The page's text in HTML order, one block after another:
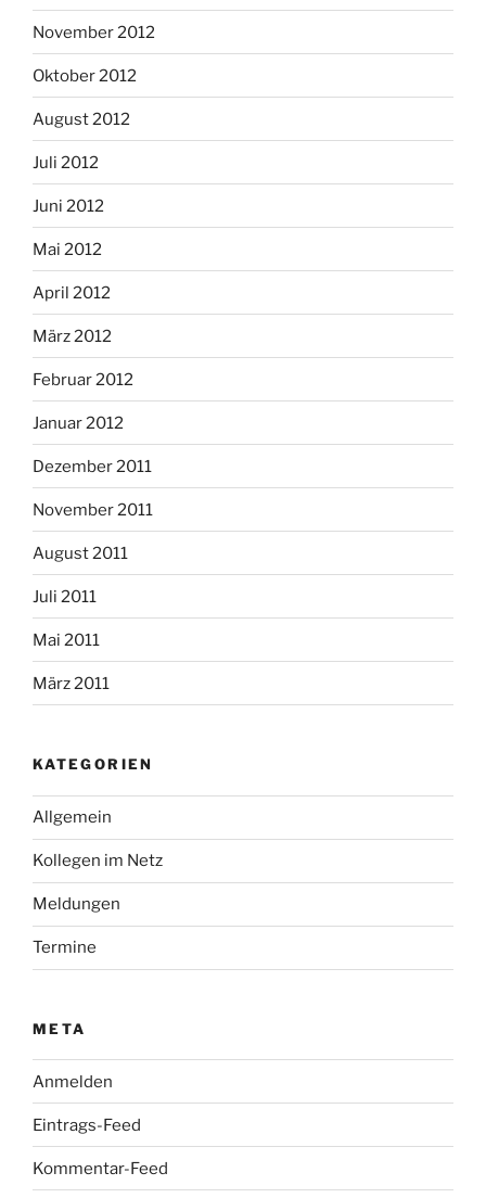
November 2012
Oktober 2012
August 2012
Juli 2012
Juni 2012
Mai 2012
April 2012
März 2012
Februar 2012
Januar 2012
Dezember 2011
November 2011
August 2011
Juli 2011
Mai 2011
März 2011
KATEGORIEN
Allgemein
Kollegen im Netz
Meldungen
Termine
META
Anmelden
Eintrags-Feed
Kommentar-Feed